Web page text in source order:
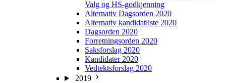
Valg og HS-godkjenning
Alternativ Dagsorden 2020
Alternativ kandidatliste 2020
Dagsorden 2020
Forretningsorden 2020
Saksforslag 2020
Kandidater 2020
Vedtektsforslag 2020
2019